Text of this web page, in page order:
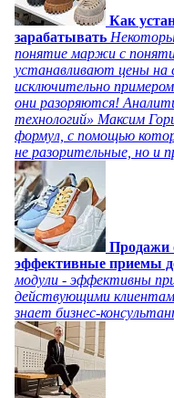
Как
зарабатывать
понятие маржи с
устанавливают цены на
исключительно
они разоряются!
технологий» Максим
формул, с помощью
не разорительные, но и
Продажи
эффективные приемы
модули - эффективны
действующими
знает бизнес-